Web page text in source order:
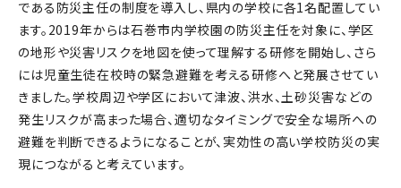
である防災主任の制度を導入し、県内の学校に各1名配置してい
ます。2019年からは石巻市内学校園の防災主任を対象に、学区
の地形や災害リスクを地図を使って理解する研修を開始し、さら
には児童生徒在校時の緊急避難を考える研修へと発展させてい
きました。学校周辺や学区において津波、洪水、土砂災害などの
発生リスクが高まった場合、適切なタイミングで安全な場所への
避難を判断できるようになることが、実効性の高い学校防災の実
現につながると考えています。